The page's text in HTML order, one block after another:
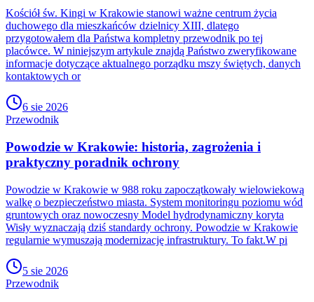
Kościół św. Kingi w Krakowie stanowi ważne centrum życia
duchowego dla mieszkańców dzielnicy XIII, dlatego
przygotowałem dla Państwa kompletny przewodnik po tej
placówce. W niniejszym artykule znajdą Państwo zweryfikowane
informacje dotyczące aktualnego porządku mszy świętych, danych
kontaktowych or
6 sie 2026
Przewodnik
Powodzie w Krakowie: historia, zagrożenia i
praktyczny poradnik ochrony
Powodzie w Krakowie w 988 roku zapoczątkowały wielowiekową
walkę o bezpieczeństwo miasta. System monitoringu poziomu wód
gruntowych oraz nowoczesny Model hydrodynamiczny koryta
Wisły wyznaczają dziś standardy ochrony. Powodzie w Krakowie
regularnie wymuszają modernizację infrastruktury. To fakt.W pi
5 sie 2026
Przewodnik